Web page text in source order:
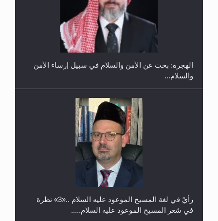
حفل توزيع الشهادات في الجامعة الأحمدية بنيجيريا لعام
الهجرة: بحث عن الأمن والسلام في سبيل إرساء الأمن
في شعر المسيح الموعود عليه السلام.....